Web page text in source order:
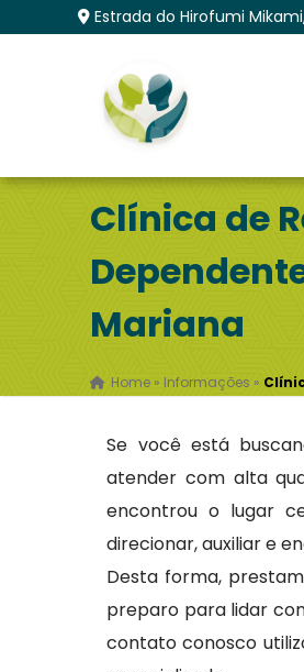
Estrada do Hirofumi
Clínica de
Mariana
Home » Informações »
Se você está
atender com alta
encontrou o lugar
direcionar, auxiliar e
Desta forma,
preparo para lidar
contato conosco